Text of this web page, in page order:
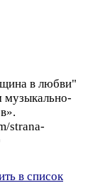
в любви"
strana-
в список